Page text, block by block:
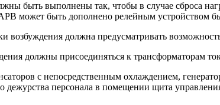
быть выполнены так, чтобы в случае сброса
может быть дополнено релейным устройством
возбуждения должна предусматривать
должны присоединяться к трансформаторам
с непосредственным охлаждением,
дежурства персонала в помещении щита